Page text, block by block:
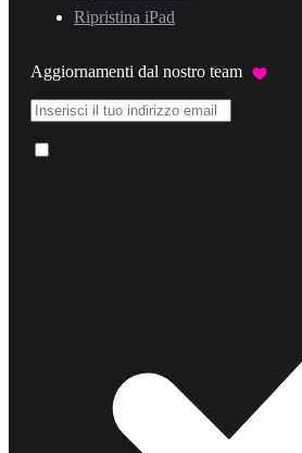
Ripristina iPad
Aggiornamenti dal nostro team